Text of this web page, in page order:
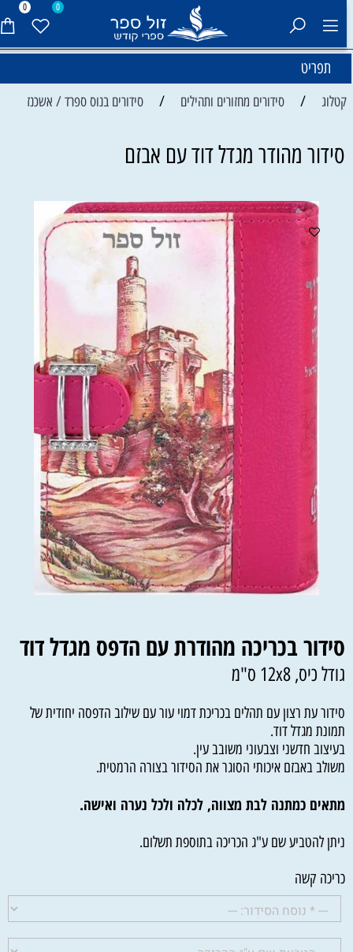
0 0
תפריט
קטלוג / סידורים מחזורים ותהילים / סידורים בנוס ספרד / אשכנז
סידור מהודר מגדל דוד עם אבזם
סידור בכריכה מהודרת עם הדפס מגדל דוד
גודל כיס, 12x8 ס"מ
סידור עת רצון עם תהלים בכריכת דמוי עור עם שילוב הדפסה יחודית של
תמונת מגדל דוד.
בעיצוב חדשני וצבעוני משובב עין.
משולב באבזם איכותי הסוגר את הסידור בצורה הרמטית.
מתאים כמתנה לבת מצווה, לכלה ולכל נערה ואישה.
ניתן להטביע שם ע"ג הכריכה בתוספת תשלום.
כריכה קשה